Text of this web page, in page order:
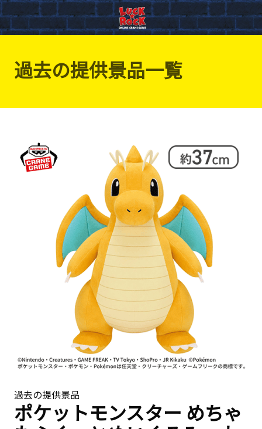
過去の提供景品一覧
過去の提供景品
ポケットモンスター めちゃ